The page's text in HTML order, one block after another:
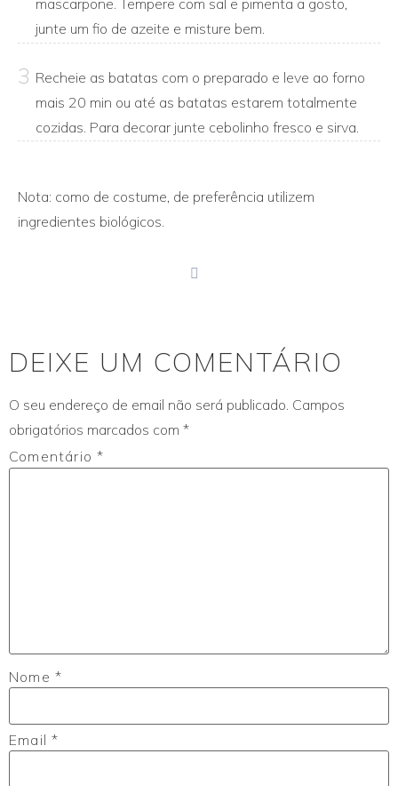
mascarpone. Tempere com sal e pimenta a gosto,
junte um fio de azeite e misture bem.
3 Recheie as batatas com o preparado e leve ao forno
mais 20 min ou até as batatas estarem totalmente
cozidas. Para decorar junte cebolinho fresco e sirva.
Nota: como de costume, de preferência utilizem
ingredientes biológicos.
DEIXE UM COMENTÁRIO
O seu endereço de email não será publicado. Campos
obrigatórios marcados com *
Comentário*
Nome *
Email*